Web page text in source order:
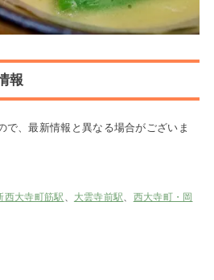
報
、最新情報と異なる場合がございま
西大寺町筋駅 、 大雲寺前駅、 西大寺町・岡